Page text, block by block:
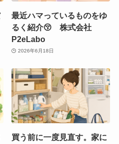
最近ハマっているものをゆ
るく紹介😚 株式会社
P2eLabo
2026年6月18日
買う前に一度見直す。家に